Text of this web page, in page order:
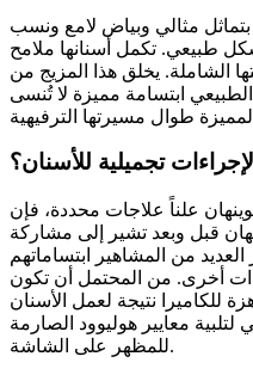
بتماثل مثالي وبياض لامع ونسب
طبيعي. تكمل أسنانها ملامح
الشاملة. يخلق هذا المزيج من
ابتسامة مميزة لا تُنسى
تجميلية للأسنان؟
علناً علاجات محددة، فإن
قبل وبعد تشير إلى مشاركة
من المشاهير ابتساماتهم
أخرى. من المحتمل أن تكون
للكاميرا نتيجة لعمل الأسنان
معايير هوليوود الصارمة
للمظهر على الشاشة.